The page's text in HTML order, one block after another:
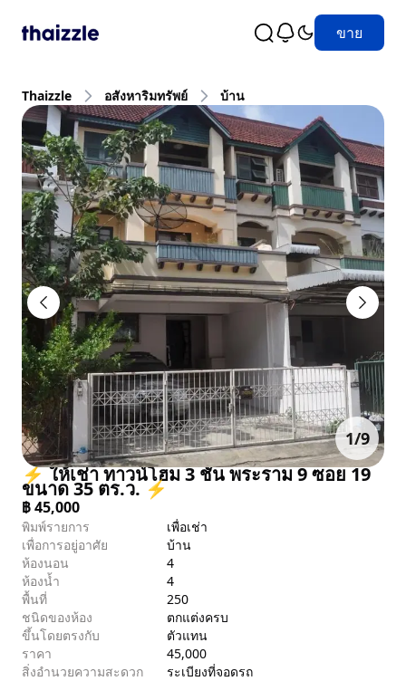
ขาย
Thaizzle อสังหาริมทรัพย์ บ้าน
1/9
⚡ ให้เช่า ทาวน์โฮม 3 ชั้น พระราม 9 ซอย 19
ขนาด 35 ตร.ว. ⚡
฿45,000
พิมพ์รายการ
เพื่อเช่า
เพื่อการอยู่อาศัย
บ้าน
ห้องนอน
4
ห้องน้ำ
4
พื้นที่
250
ชนิดของห้อง
ตกแต่งครบ
ขึ้นโดยตรงกับ
ตัวแทน
ราคา
45,000
สิ่งอำนวยความสะดวก
ระเบียงที่จอดรถ